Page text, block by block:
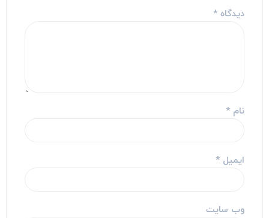
دیدگاه*
نام*
ایمیل*
وب‌ سایت